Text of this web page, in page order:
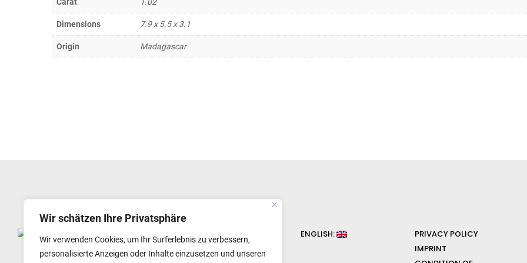
Wir schätzen Ihre Privatsphäre
Wir verwenden Cookies, um Ihr Surferlebnis zu verbessern,
personalisierte Anzeigen oder Inhalte einzusetzen und unseren
Dimensions 7.9 x 5.5 x 3.1
Origin Madagascar
GEMSTORE24 G & R HANDELS GMBH
GEWERBESTR. 52
82211 HERRSCHING
ENGLISH:
PRIVACY POLICY
IMPRINT